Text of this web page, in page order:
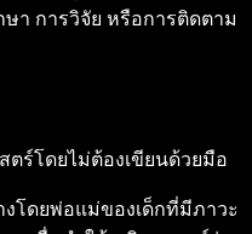
ษา การวิจัย หรือการติดตาม
ร์โดยไม่ต้องเขียนด้วยมือ
งโดยพ่อแม่ของเด็กที่มีภาวะ